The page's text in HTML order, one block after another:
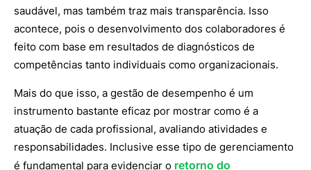
saudável, mas também traz mais transparência. Isso
acontece, pois o desenvolvimento dos colaboradores é
feito com base em resultados de diagnósticos de
competências tanto individuais como organizacionais.
Mais do que isso, a gestão de desempenho é um
instrumento bastante eficaz por mostrar como é a
atuação de cada profissional, avaliando atividades e
responsabilidades. Inclusive esse tipo de gerenciamento
é fundamental para evidenciar o retorno do